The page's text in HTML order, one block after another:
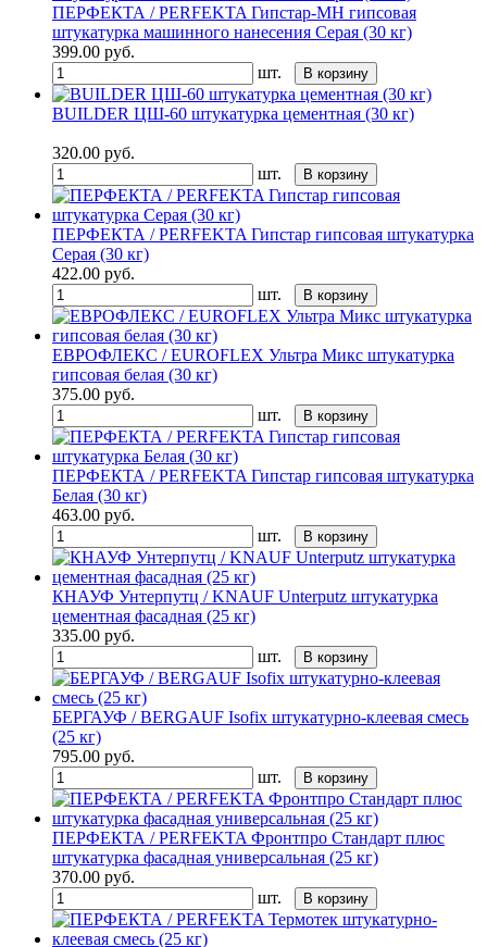
ПЕРФЕКТА / PERFEKTA Гипстар-МН гипсовая
штукатурка машинного нанесения Серая (30 кг)
399.00 руб.
шт.
В корзину
BUILDER ЦШ-60 штукатурка цементная (30 кг)
320.00 руб.
шт.
В корзину
ПЕРФЕКТА / PERFEKTA Гипстар гипсовая штукатурка
Серая (30 кг)
422.00 руб.
шт.
В корзину
ЕВРОФЛЕКС / EUROFLEX Ультра Микс штукатурка
гипсовая белая (30 кг)
375.00 руб.
шт.
В корзину
ПЕРФЕКТА / PERFEKTA Гипстар гипсовая штукатурка
Белая (30 кг)
463.00 руб.
шт.
В корзину
КНАУФ Унтерпутц / KNAUF Unterputz штукатурка
цементная фасадная (25 кг)
335.00 руб.
шт.
В корзину
БЕРГАУФ / BERGAUF Isofix штукатурно-клеевая смесь
(25 кг)
795.00 руб.
шт.
В корзину
ПЕРФЕКТА / PERFEKTA Фронтпро Стандарт плюс
штукатурка фасадная универсальная (25 кг)
370.00 руб.
шт.
В корзину